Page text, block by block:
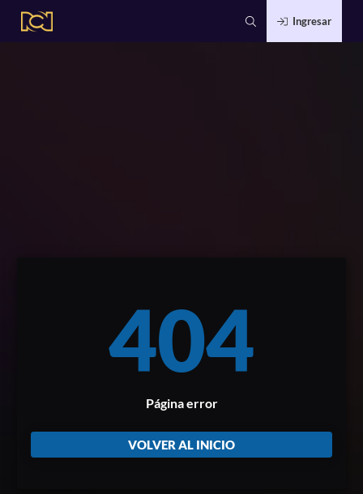
Ingresar
404
Página error
VOLVER AL INICIO